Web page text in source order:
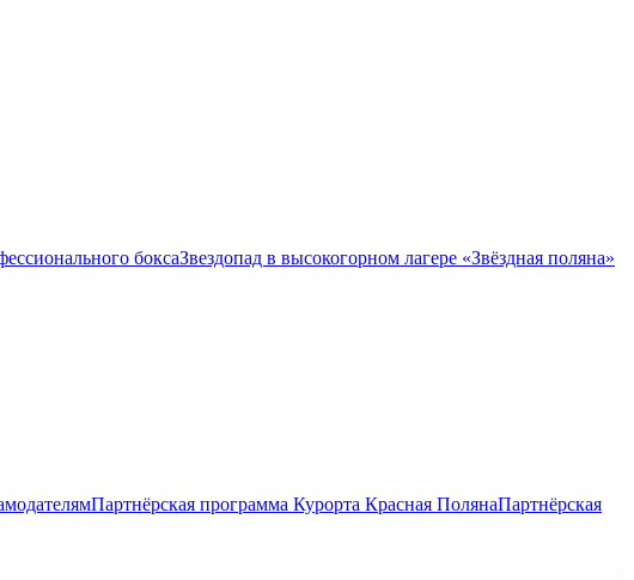
боксаЗвездопад в высокогорном лагере «Звёздная поляна»
Партнёрская программа Курорта Красная ПолянаПартнёрская